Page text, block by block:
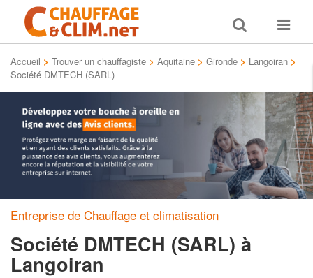
Toggle
search
Toggle
Accueil > Trouver un chauffagiste > Aquitaine > Gironde > Langoiran >
Société DMTECH (SARL)
Entreprise de Chauffage et climatisation
Société DMTECH (SARL) à
Langoiran